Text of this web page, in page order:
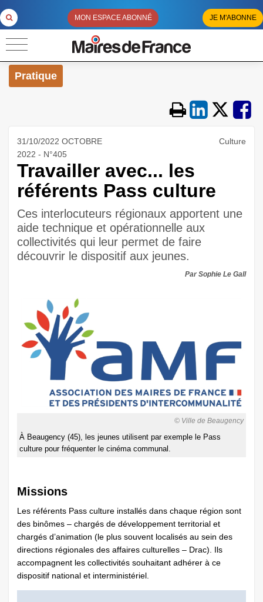
MON ESPACE ABONNÉ JE M'ABONNE
Pratique
31/10/2022 OCTOBRE
2022 - N°405
Culture
Travailler avec... les
référents Pass culture
Ces interlocuteurs régionaux apportent une
aide technique et opérationnelle aux
collectivités qui leur permet de faire
découvrir le dispositif aux jeunes.
Par Sophie Le Gall
© Ville de Beaugency
À Beaugency (45), les jeunes utilisent par exemple le Pass
culture pour fréquenter le cinéma communal.
Missions
Les référents Pass culture installés dans chaque région sont
des binômes – chargés de développement territorial et
chargés d’animation (le plus souvent localisés au sein des
directions régionales des affaires culturelles – Drac). Ils
accompagnent les collectivités souhaitant adhérer à ce
dispositif national et interministériel.